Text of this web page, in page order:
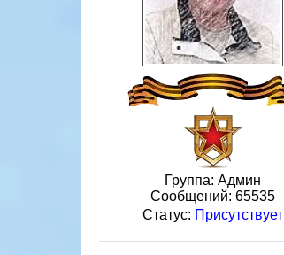
Группа: Админ
Сообщений: 65535
Статус: Присутствует